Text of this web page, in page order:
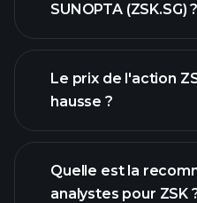
graphique avancé
SUNOPTA (ZSK.SG) ?
Le prix de l'action
hausse ?
Quelle est la
analystes pour ZSK